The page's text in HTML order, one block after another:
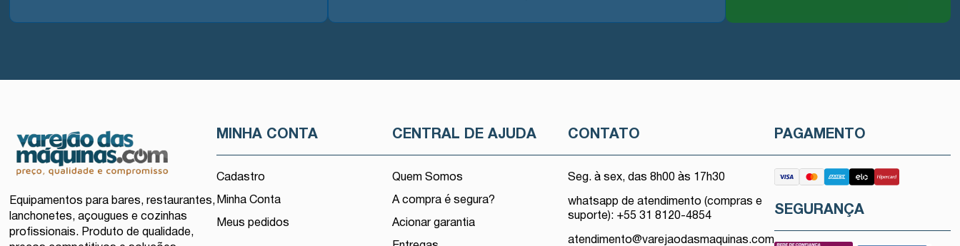
Equipamentos para bares, restaurantes,
lanchonetes, açougues e cozinhas
profissionais. Produto de qualidade,
MINHA CONTA
Cadastro
Minha Conta
Meus pedidos
CENTRAL DE AJUDA
Quem Somos
A compra é segura?
Acionar garantia
CONTATO
Seg. à sex, das 8h00 às 17h30
whatsapp de atendimento (compras e
suporte): +55 31 8120-4854
atendimento@varejaodasmaquinas.com
PAGAMENTO
SEGURANÇA